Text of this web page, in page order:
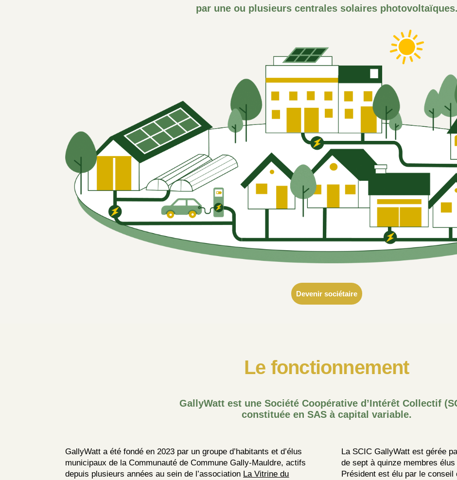
par une ou plusieurs centrales solaires photovoltaïques.
Devenir sociétaire
Le fonctionnement
GallyWatt est une Société Coopérative d’Intérêt Collectif
constituée en SAS à capital variable.
GallyWatt a été fondé en 2023 par un groupe d’habitants et d’élus
municipaux de la Communauté de Commune Gally-Mauldre, actifs
depuis plusieurs années au sein de l’association La Vitrine du
La SCIC GallyWatt est gérée
de sept à quinze membres
Président est élu par le conseil